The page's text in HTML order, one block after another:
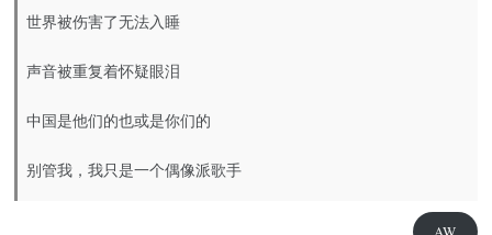
世界被伤害了无法入睡
声音被重复着怀疑眼泪
中国是他们的也或是你们的
别管我，我只是一个偶像派歌手